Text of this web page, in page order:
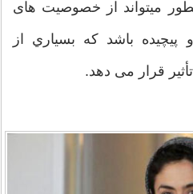
میتواند از خصوصیت های
باشد که بسياري از
قرار می دهد.